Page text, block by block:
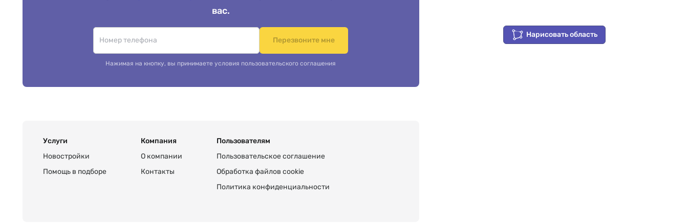
Нарисовать область
вас.
Перезвоните мне
Нажимая на кнопку, вы принимаете условия пользовательского соглашения
Услуги
Новостройки
Помощь в подборе
Компания
О компании
Контакты
Пользователям
Пользовательское соглашение
Обработка файлов cookie
Политика конфиденциальности